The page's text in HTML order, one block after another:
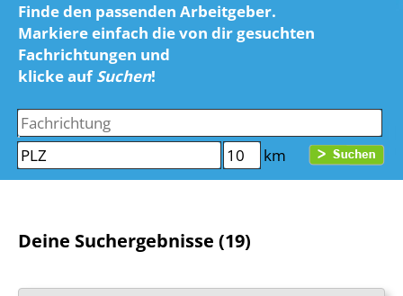
Finde den passenden Arbeitgeber.
Markiere einfach die von dir gesuchten
Fachrichtungen und
klicke aufSuchen!
km
Deine Suchergebnisse (19)